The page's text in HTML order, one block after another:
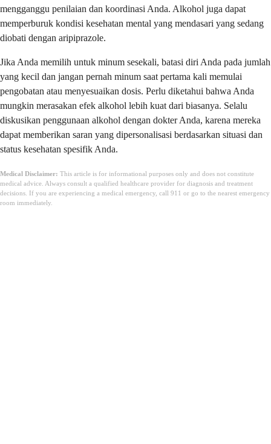
mengganggu penilaian dan koordinasi Anda. Alkohol juga dapat
memperburuk kondisi kesehatan mental yang mendasari yang sedang
diobati dengan aripiprazole.
Jika Anda memilih untuk minum sesekali, batasi diri Anda pada jumlah
yang kecil dan jangan pernah minum saat pertama kali memulai
pengobatan atau menyesuaikan dosis. Perlu diketahui bahwa Anda
mungkin merasakan efek alkohol lebih kuat dari biasanya. Selalu
diskusikan penggunaan alkohol dengan dokter Anda, karena mereka
dapat memberikan saran yang dipersonalisasi berdasarkan situasi dan
status kesehatan spesifik Anda.
Medical Disclaimer: This article is for informational purposes only and does not constitute
medical advice. Always consult a qualified healthcare provider for diagnosis and treatment
decisions. If you are experiencing a medical emergency, call 911 or go to the nearest emergency
room immediately.